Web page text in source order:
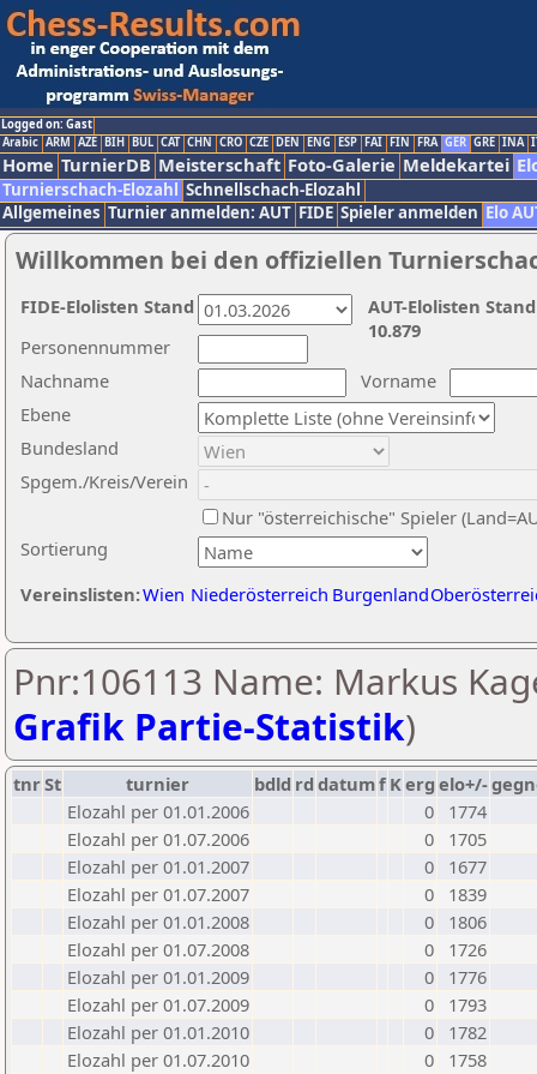
Logged on: Gast
Arabic ARM AZE BIH BUL CAT CHN CRO CZE DEN ENG ESP FAI FIN FRA GER GRE INA
Home TurnierDB Meisterschaft Foto-Galerie Meldekartei
Turnierschach-Elozahl Schnellschach-Elozahl
Allgemeines Turnier anmelden: AUT FIDE Spieler anmelden Elo
Willkommen bei den offiziellen
Nachname
Vorname
Ebene
Sortierung
Personennummer
Bundesland
Spgem./Kreis/Verein
Nur "österreichische" Spieler
Vereinslisten:Wien Niederösterreich Burgenland
AUT-Elolisten
10.879
FIDE-Elolisten Stand
Pnr:106113 Name: Markus
Grafik Partie-Statistik)
tnrSt turnier bdld rd datumf Kerg elo+/-
Elozahl per 01.01.2006
0
1774
Elozahl per 01.07.2006
0
1705
Elozahl per 01.01.2007
0
1677
Elozahl per 01.07.2007
0
1839
Elozahl per 01.01.2008
0
1806
Elozahl per 01.07.2008
0
1726
Elozahl per 01.01.2009
0
1776
Elozahl per 01.07.2009
0
1793
Elozahl per 01.01.2010
0
1782
Elozahl per 01.07.2010
0
1758